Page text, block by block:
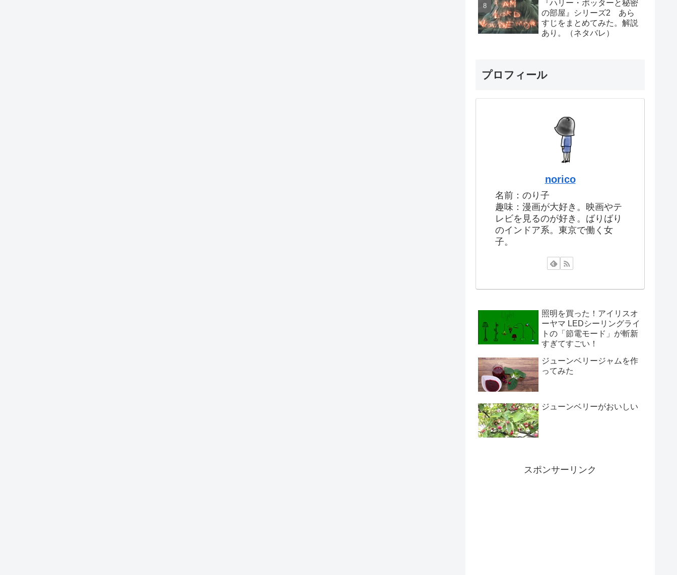
『ハリー・ポッターと秘密
の部屋』シリーズ2 あら
すじをまとめてみた。解説
あり。（ネタバレ）
プロフィール
norico
名前：のり子
趣味：漫画が大好き。映画やテ
レビを見るのが好き。ばりばり
のインドア系。東京で働く女
子。
照明を買った！アイリスオ
ーヤマ LEDシーリングライ
トの「節電モード」が斬新
すぎてすごい！
ジューンベリージャムを作
ってみた
ジューンベリーがおいしい
スポンサーリンク